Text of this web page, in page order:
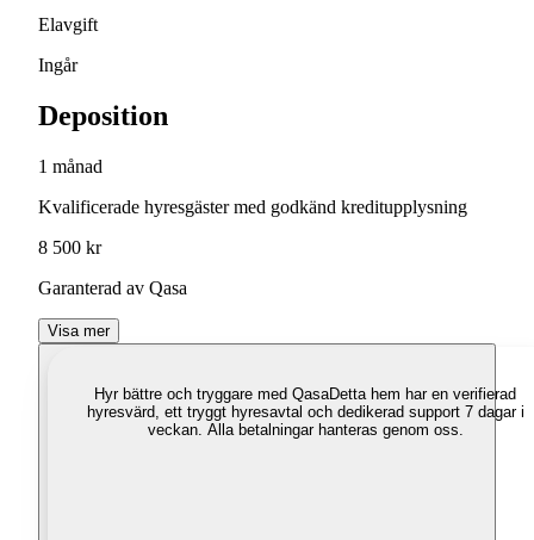
Elavgift
Ingår
Deposition
1 månad
Kvalificerade hyresgäster med godkänd kreditupplysning
8 500 kr
Garanterad av Qasa
Visa mer
Hyr bättre och tryggare med QasaDetta hem har en verifierad
hyresvärd, ett tryggt hyresavtal och dedikerad support 7 dagar i
veckan. Alla betalningar hanteras genom oss.